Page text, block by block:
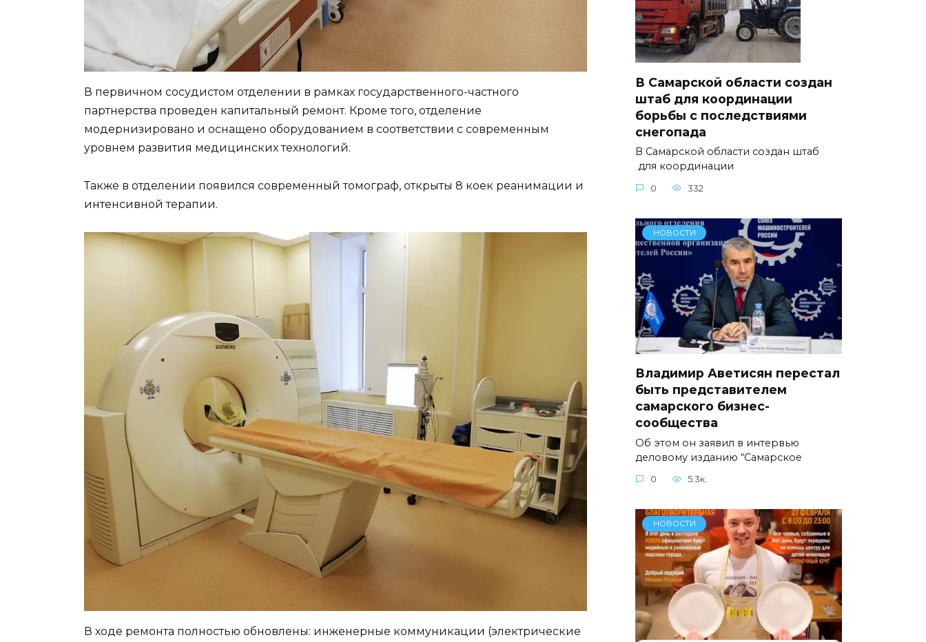
В первичном сосудистом отделении в рамках государственного-частного
партнерства проведен капитальный ремонт. Кроме того, отделение
модернизировано и оснащено оборудованием в соответствии с современным
уровнем развития медицинских технологий.
Также в отделении появился современный томограф, открыты 8 коек реанимации и
интенсивной терапии.
В ходе ремонта полностью обновлены: инженерные коммуникации (электрические
В Самарской области создан
штаб для координации
борьбы с последствиями
снегопада
В Самарской области создан штаб
для координации
0 332
НОВОСТИ
Владимир Аветисян перестал
быть представителем
самарского бизнес-
сообщества
Об этом он заявил в интервью
деловому изданию “Самарское
0 5.3к.
НОВОСТИ